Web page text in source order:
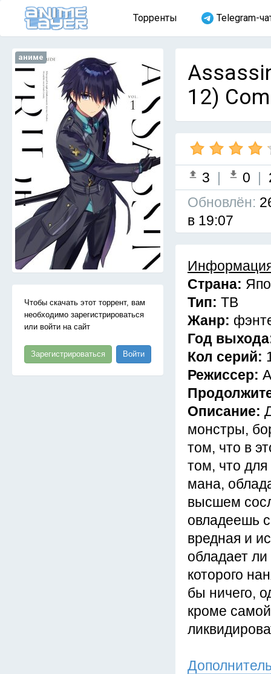
Торренты Telegram-
аниме
Чтобы скачать этот торрент, вам
необходимо зарегистрироваться
или войти на сайт
Зарегистрироваться Войти
12)
3 | 0 |
Обновлён:
в 19:07
Страна:
Тип: ТВ
Жанр:
Год
Кол серий:
Режиссер:
Описание:
монстры,
том, что в
том, что
мана,
высшем
овладеешь
вредная и
обладает
которого
бы ничего,
кроме